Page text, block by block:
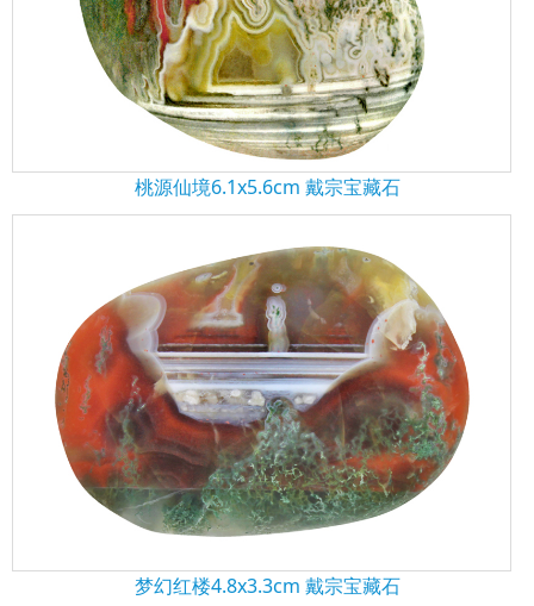
桃源仙境6.1x5.6cm 戴宗宝藏石
梦幻红楼4.8x3.3cm 戴宗宝藏石